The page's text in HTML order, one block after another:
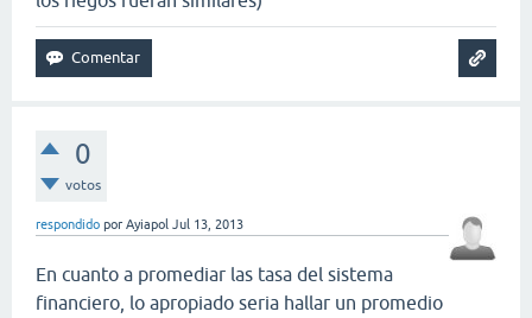
0
votos
respondido por Ayiapol Jul 13, 2013
En cuanto a promediar las tasa del sistema
financiero, lo apropiado seria hallar un promedio